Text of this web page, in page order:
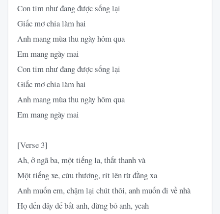
Con tim như đang được sống lại
Giấc mơ chia làm hai
Anh mang mùa thu ngày hôm qua
Em mang ngày mai
Con tim như đang được sống lại
Giấc mơ chia làm hai
Anh mang mùa thu ngày hôm qua
Em mang ngày mai
[Verse 3]
Ah, ở ngã ba, một tiếng la, thất thanh và
Một tiếng xe, cứu thương, rít lên từ đằng xa
Anh muốn em, chậm lại chút thôi, anh muốn đi về nhà
Họ đến đây để bắt anh, đừng bỏ anh, yeah